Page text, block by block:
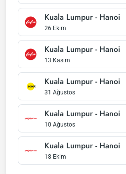
Kuala Lumpur - Hanoi
26 Ekim
Kuala Lumpur - Hanoi
13 Kasım
Kuala Lumpur - Hanoi
31 Ağustos
Kuala Lumpur - Hanoi
10 Ağustos
Kuala Lumpur - Hanoi
18 Ekim